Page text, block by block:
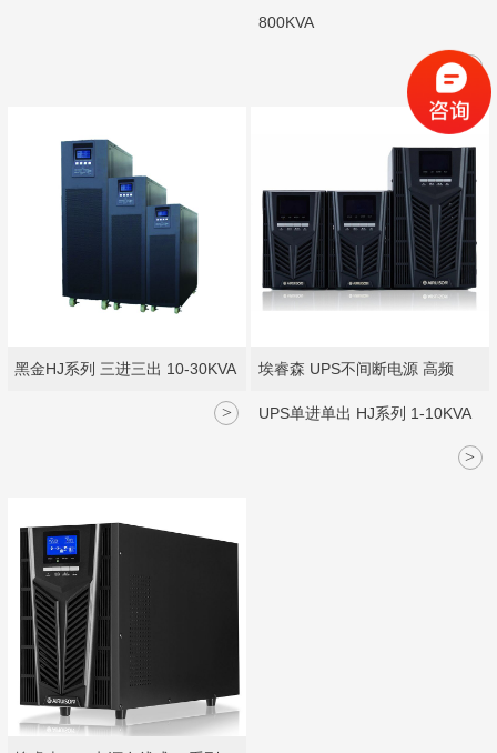
800KVA
>
黑金HJ系列 三进三出 10-30KVA
>
埃睿森 UPS不间断电源 高频
UPS单进单出 HJ系列 1-10KVA
>